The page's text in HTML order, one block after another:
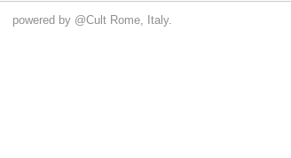
powered by @Cult Rome, Italy.